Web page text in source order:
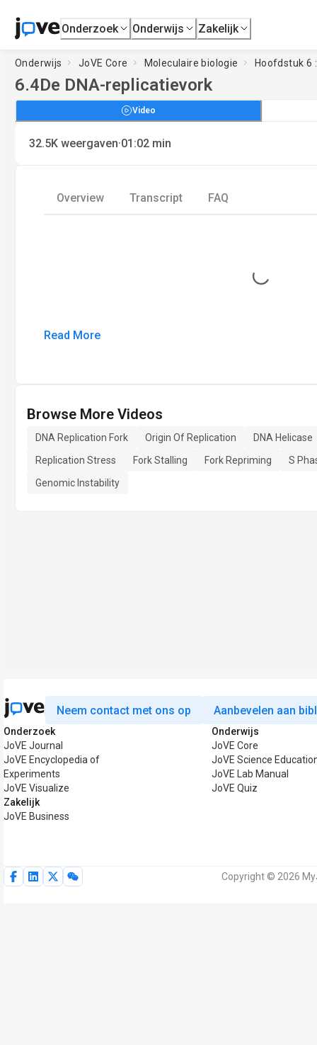
Onderzoek Onderwijs Zakelijk
Onderwijs JoVE Core Moleculaire biologie Hoofdstuk 6
6.4De DNA-replicatievork
Video
32.5K weergaven·01:02 min
Overview Transcript FAQ
Loading...
Read More
Browse More Videos
DNA Replication Fork Origin Of Replication
DNA Helicase
Replication Stress
Fork Stalling Fork Repriming
S
Genomic Instability
Neem contact met ons op Aanbevelen aan
Onderzoek
JoVE Journal
JoVE Encyclopedia of
Experiments
JoVE Visualize
Zakelijk
JoVE Business
Onderwijs
JoVE Core
JoVE Science
JoVE Lab Manual
JoVE Quiz
Copyright © 2026